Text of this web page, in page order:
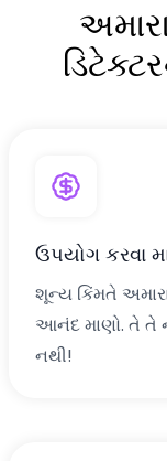
ઉપયોગ કરવા
શૂન્ય કિંમતે
આનંદ માણો. તે તે
નથી!